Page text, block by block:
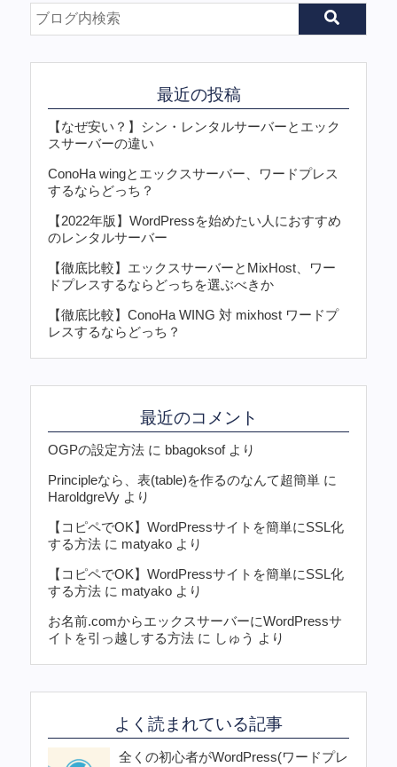
最近の投稿
【なぜ安い？】シン・レンタルサーバーとエック
スサーバーの違い
ConoHa wingとエックスサーバー、ワードプレス
するならどっち？
【2022年版】WordPressを始めたい人におすすめ
のレンタルサーバー
【徹底比較】エックスサーバーとMixHost、ワー
ドプレスするならどっちを選ぶべきか
【徹底比較】ConoHa WING 対 mixhost ワードプ
レスするならどっち？
最近のコメント
OGPの設定方法 に bbagoksofより
Principleなら、表(table)を作るのなんて超簡単 に
HaroldgreVy より
【コピペでOK】WordPressサイトを簡単にSSL化
する方法 に matyako より
【コピペでOK】WordPressサイトを簡単にSSL化
する方法 に matyako より
お名前.comからエックスサーバーにWordPressサ
イトを引っ越しする方法 に しゅう より
よく読まれている記事
全くの初心者がWordPress(ワードプレ